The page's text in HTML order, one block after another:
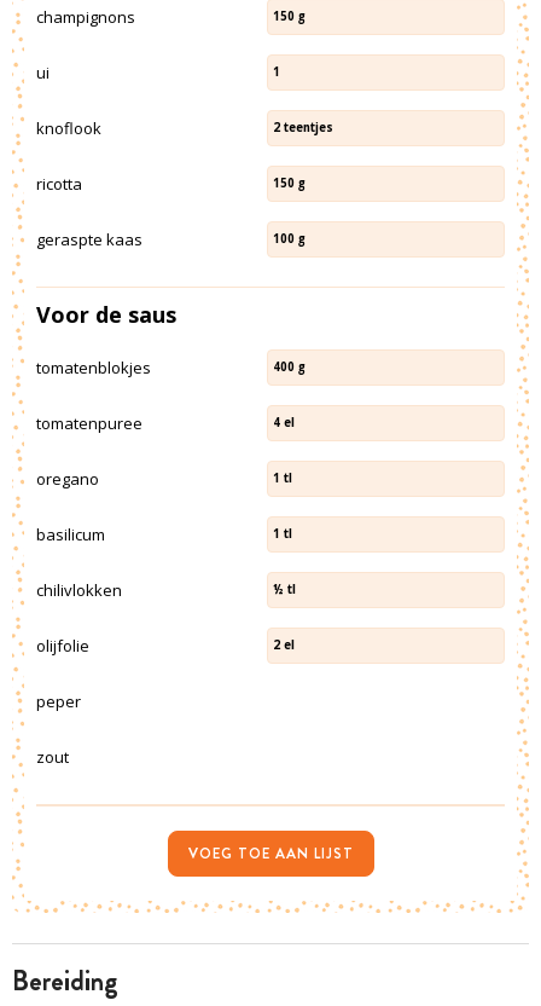
bereiding
champignons 150 g
ui 1
knoflook 2 teentjes
ricotta 150 g
geraspte kaas 100 g
Voor de saus
tomatenblokjes 400 g
tomatenpuree 4 el
oregano 1 tl
basilicum 1 tl
chilivlokken ½ tl
olijfolie 2 el
peper
zout
VOEG TOE AAN LIJST